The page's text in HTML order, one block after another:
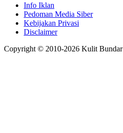
Info Iklan
Pedoman Media Siber
Kebijakan Privasi
Disclaimer
Copyright © 2010-2026 Kulit Bundar